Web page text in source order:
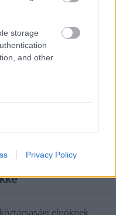
storage
and other
Privacy Policy
Adja
szabályzat
kattintás, és hírlevelünk a
hétről hétre
elnöknek